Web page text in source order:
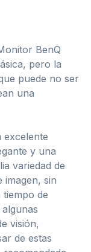
BenQ
pero la
puede no ser
una
excelente
y una
variedad de
imagen, sin
tiempo de
visión,
de estas